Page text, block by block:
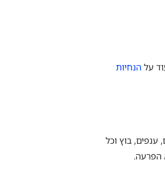
על הנחיות
ענפים, בוץ וכל
הפרעה.